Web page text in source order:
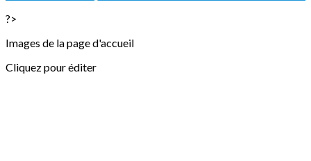
?>
Images de la page d'accueil
Cliquez pour éditer